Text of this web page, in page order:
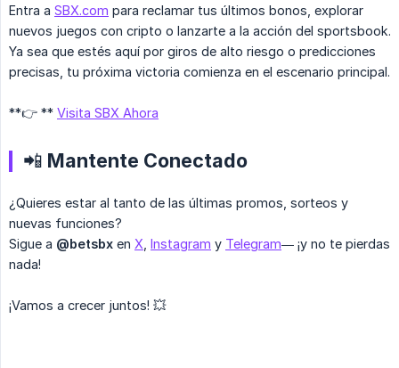
Entra a SBX.com para reclamar tus últimos bonos, explorar
nuevos juegos con cripto o lanzarte a la acción del sportsbook.
Ya sea que estés aquí por giros de alto riesgo o predicciones
precisas, tu próxima victoria comienza en el escenario principal.
**👉 ** Visita SBX Ahora
📲 Mantente Conectado
¿Quieres estar al tanto de las últimas promos, sorteos y
nuevas funciones?
Sigue a @betsbx en X Instagram y Telegram— ¡y no te pierdas
nada!
¡Vamos a crecer juntos! 💥